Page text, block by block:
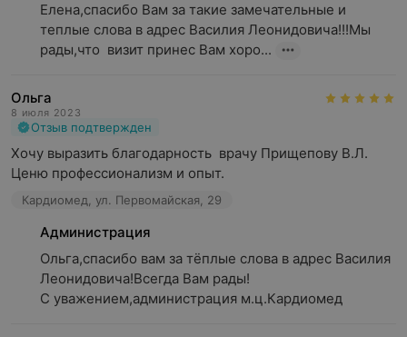
Елена,спасибо Вам за такие замечательные и
теплые слова в адрес Василия Леонидовича!!!Мы
рады,что  визит принес Вам хоро...
Ольга
8 июля 2023
Отзыв подтвержден
Хочу выразить благодарность  врачу Прищепову В.Л.
Ценю профессионализм и опыт.
Кардиомед, ул. Первомайская, 29
Администрация
Ольга,спасибо вам за тёплые слова в адрес Василия
Леонидовича!Всегда Вам рады!
С уважением,администрация м.ц.Кардиомед